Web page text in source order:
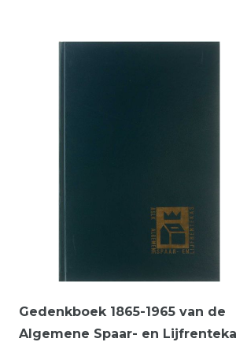
Gedenkboek 1865-1965 van de
Algemene Spaar- en